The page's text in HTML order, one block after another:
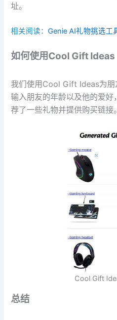
址。
相关阅读：Genie AI礼物挑选工
如何使用Cool Gift Ideas
我们使用Cool Gift Ideas为朋
输入朋友的年龄以及他的爱
荐了一些礼物并提供购买链接。
Cool Gift
总结